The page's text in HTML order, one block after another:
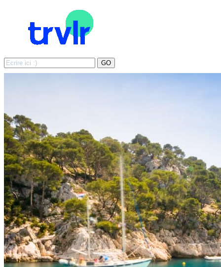
Search
for:
GO